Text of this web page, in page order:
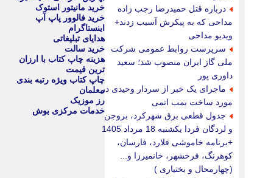
درباره قتل حمیدرضا رجب زاده
مداحی که به پیکرش آسیب زدند+
ویدیو مداحی
سرپرست روابط عمومی شرکت
ملی گاز ایران منصوب شد؛ سعید
داوری پور
ماجرای یک خبر از سردار وحیدی در
مورد ساخت بمب اتمی
جدول قطعی برق شهرکرد، بروجن
و لردگان فردا یکشنبه 18 مرداد 1405
+برنامه خاموشی فلارد، فارسان،
کوهرنگ، فرخشهر، خانمیرزا و...
(چهارمحال و بختیاری )
خرید مانیتور استوک
خرید فالوور پاپ آپ
اینستاگرام
هدایای تبلیغاتی
خرید سالت
هزینه چاپ کتاب با ارزان
ترین قیمت
چاپ کتاب ویژه رتبه بندی
معلمان
رز موزیک
خدمات مرکزی بوش